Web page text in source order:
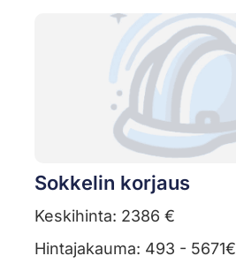
Sokkelin korjaus
Keskihinta: 2386 €
Hintajakauma: 493 - 5671€